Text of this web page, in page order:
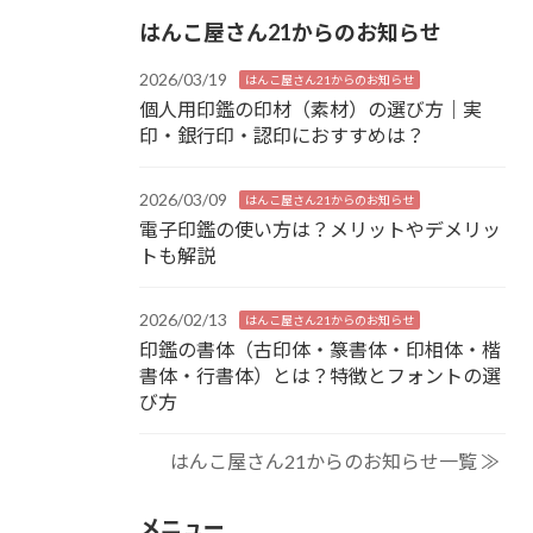
はんこ屋さん21からのお知らせ
2026/03/19 はんこ屋さん21からのお知らせ
個人用印鑑の印材（素材）の選び方｜実
印・銀行印・認印におすすめは？
2026/03/09 はんこ屋さん21からのお知らせ
電子印鑑の使い方は？メリットやデメリッ
トも解説
2026/02/13 はんこ屋さん21からのお知らせ
印鑑の書体（古印体・篆書体・印相体・楷
書体・行書体）とは？特徴とフォントの選
び方
はんこ屋さん21からのお知らせ一覧 ≫
メニュー